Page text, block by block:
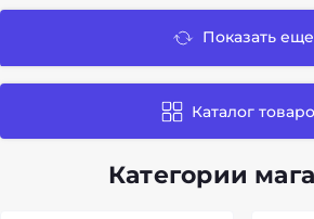
Показать еще
Каталог
Категории